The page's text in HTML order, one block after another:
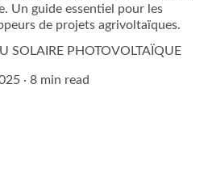
Un guide essentiel pour les
de projets agrivoltaïques.
SOLAIRE PHOTOVOLTAÏQUE
8 min read